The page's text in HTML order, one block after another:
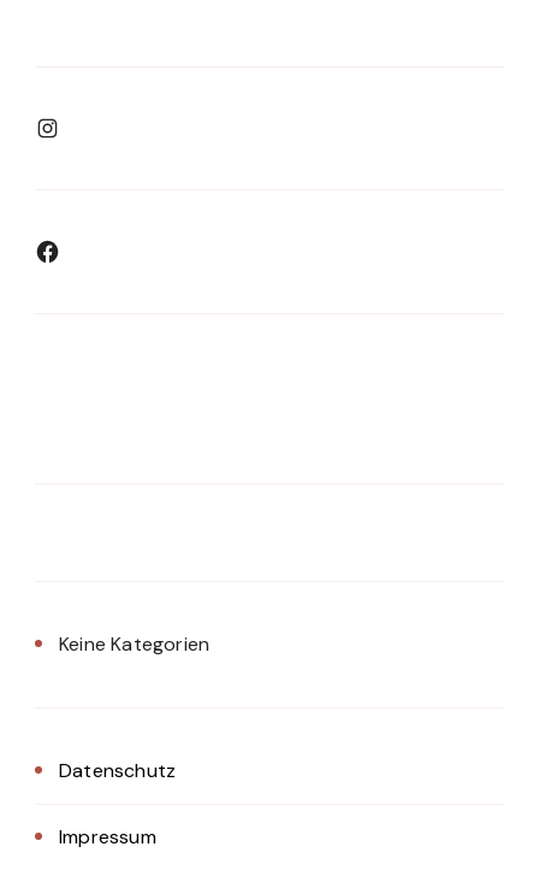
Instagram
Facebook
Keine Kategorien
Datenschutz
Impressum